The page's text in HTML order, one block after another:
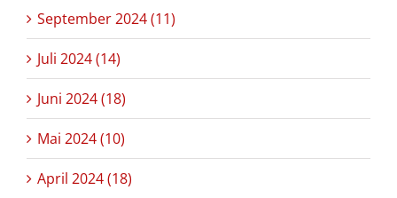
September 2024 (11)
Juli 2024 (14)
Juni 2024 (18)
Mai 2024 (10)
April 2024 (18)